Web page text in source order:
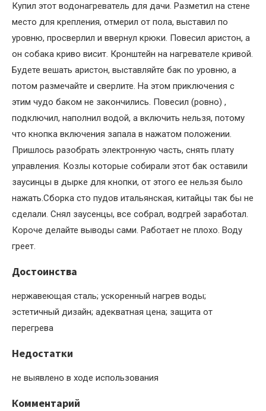
Купил этот водонагреватель для дачи. Разметил на стене
место для крепления, отмерил от пола, выставил по
уровню, просверлил и ввернул крюки. Повесил аристон, а
он собака криво висит. Кронштейн на нагревателе кривой.
Будете вешать аристон, выставляйте бак по уровню, а
потом размечайте и сверлите. На этом приключения с
этим чудо баком не закончились. Повесил (ровно) ,
подключил, наполнил водой, а включить нельзя, потому
что кнопка включения запала в нажатом положении.
Пришлось разобрать электронную часть, снять плату
управления. Козлы которые собирали этот бак оставили
заусинцы в дырке для кнопки, от этого ее нельзя было
нажать.Сборка сто пудов итальянская, китайцы так бы не
сделали. Снял заусенцы, все собрал, водгрей заработал.
Короче делайте выводы сами. Работает не плохо. Воду
греет.
Достоинства
нержавеющая сталь; ускоренный нагрев воды;
эстетичный дизайн; адекватная цена; защита от
перегрева
Недостатки
не выявлено в ходе использования
Комментарий